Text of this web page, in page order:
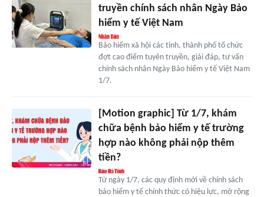
truyền chính sách nhân Ngày Bảo
hiểm y tế Việt Nam
Bảo hiểm xã hội các tỉnh, thành phố tổ chức
đợt cao điểm tuyên truyền, giải đáp, tư vấn
chính sách nhân Ngày Bảo hiểm y tế Việt Nam
1/7.
[Motion graphic] Từ 1/7, khám
chữa bệnh bảo hiểm y tế trường
hợp nào không phải nộp thêm
tiền?
Từ ngày 1/7, các quy định mới về chính sách
bảo hiểm y tế chính thức có hiệu lực, mở rộng